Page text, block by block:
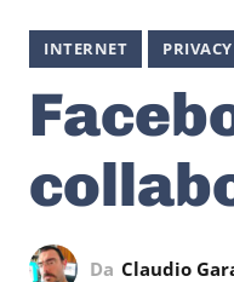
INTERNET PRIVACY
Da Claudio